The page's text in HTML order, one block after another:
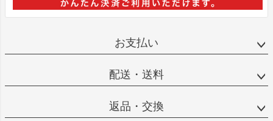
お支払い
配送・送料
返品・交換